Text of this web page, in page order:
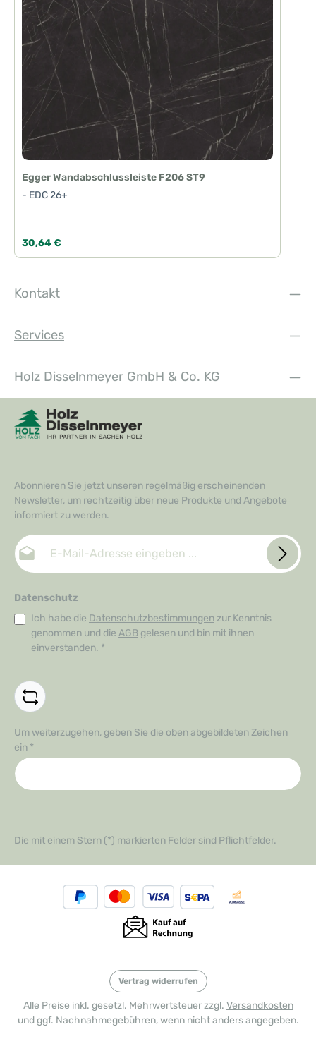
Egger Wandabschlussleiste F206 ST9
- EDC 26+
Regulärer Preis:
30,64 €
Kontakt
Services
Holz Disselnmeyer GmbH & Co. KG
Abonnieren Sie jetzt unseren regelmäßig erscheinenden
Newsletter, um rechtzeitig über neue Produkte und Angebote
informiert zu werden.
E-Mail-Adresse*
Datenschutz
Ich habe die Datenschutzbestimmungen zur Kenntnis
genommen und die AGB gelesen und bin mit ihnen
einverstanden. *
Um weiterzugehen, geben Sie die oben abgebildeten Zeichen
ein *
Die mit einem Stern (*) markierten Felder sind Pflichtfelder.
Vertrag widerrufen
Alle Preise inkl. gesetzl. Mehrwertsteuer zzgl. Versandkosten
und ggf. Nachnahmegebühren, wenn nicht anders angegeben.